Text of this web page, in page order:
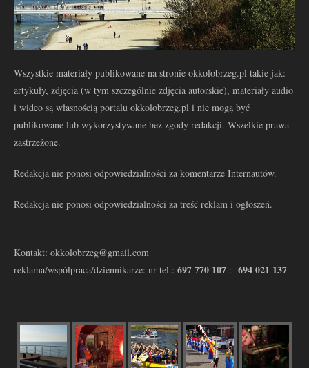
Wszystkie materiały publikowane na stronie okkolobrzeg.pl takie jak:
artykuły, zdjęcia (w tym szczególnie zdjęcia autorskie), materiały audio
i wideo są własnością portalu okkolobrzeg.pl i nie mogą być
publikowane lub wykorzystywane bez zgody redakcji. Wszelkie prawa
zastrzeżone.
Redakcja nie ponosi odpowiedzialności za komentarze Internautów.
Redakcja nie ponosi odpowiedzialności za treść reklam i ogłoszeń.
Kontakt: okkolobrzeg@gmail.com
reklama/współpraca/dziennikarze: nr tel.: 697 770 107 : 694 021 137